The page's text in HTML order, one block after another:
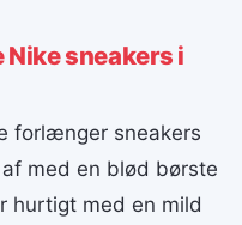
sneakers i
forlænger sneakers
med en blød børste
hurtigt med en mild